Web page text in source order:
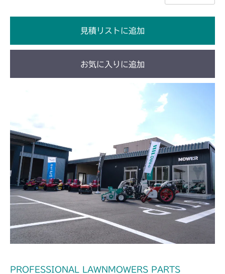
本体 FIG32 デフロック
CM2201YC
本体 FIG23 デフロック
CM2201YCV/YCS
本体 FIG24 デフロック
CHST 補修部品 FIG2 NO.03635～
本体 FIG16 走行操作レバー(左ブレーキ
本体 FIG19 デフロック
CM2203YC/YCV/YCV1
本体 FIG18 走行操作レバー(左ブレーキ
左HSTレバー)
本体 FIG21 デフロック
CM2205HC/HCS
本体 FIG17 デフロック
CM2403HC/HCS
本体 FIG21 デフロック
CHST 補修部品 FIG2 NO.03635～
CM2501
本体 FIG21 デフロック
CM2503
本体 FIG23 デフロックレバー
CMX1402RC
本体 FIG20 デフロック
CMX1402HC
見積リストに追加
お気に入りに追加
PROFESSIONAL LAWNMOWERS PARTS